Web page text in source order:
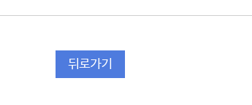
뒤로가기